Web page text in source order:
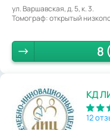
ул. Варшавская, д. 5, к. 3.
Томограф: открытый
8
КД
12